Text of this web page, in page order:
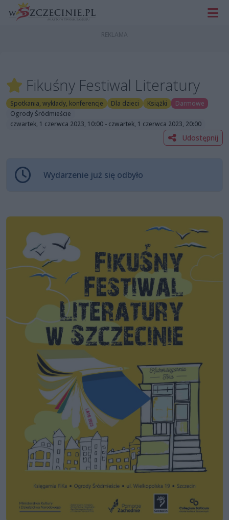
Fikuśny Festiwal Literatury
Spotkania, wykłady, konferencje Dla dzieci Książki
Darmowe
Ogrody Śródmieście
czwartek, 1 czerwca 2023, 10:00 - czwartek, 1 czerwca 2023, 20:00
Udostępnij
Wydarzenie już się odbyło